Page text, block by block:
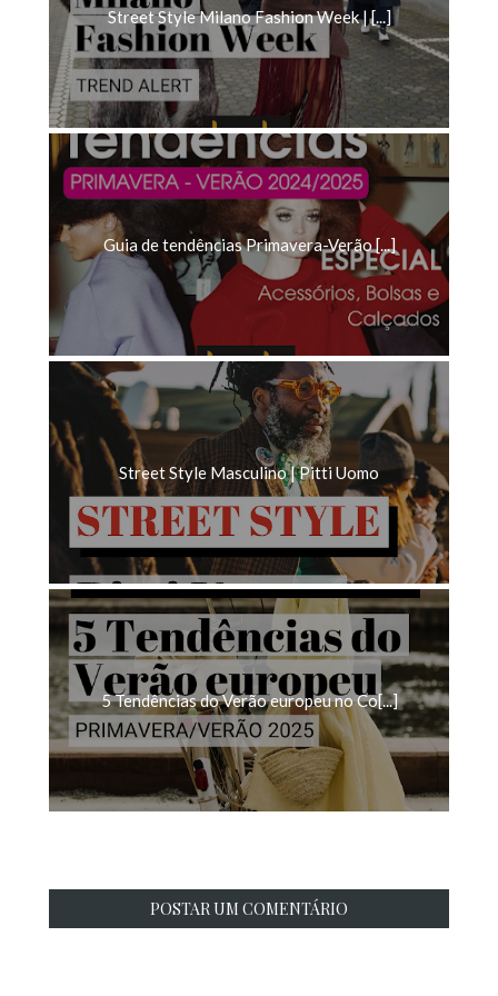
Street Style Milano Fashion Week | [...]
Guia de tendências Primavera-Verão [...]
Street Style Masculino | Pitti Uomo
5 Tendências do Verão europeu no Co[...]
POSTAR UM COMENTÁRIO